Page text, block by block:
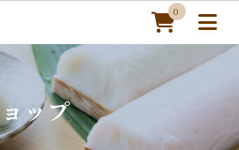
0
ホーム
ップ